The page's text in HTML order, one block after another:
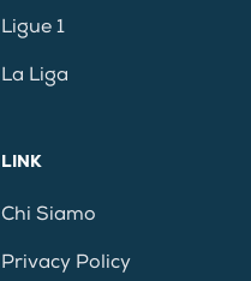
Ligue 1
La Liga
LINK
Chi Siamo
Privacy Policy